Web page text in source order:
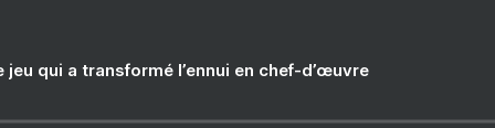
jeu qui a transformé l’ennui en chef-d’œuvre